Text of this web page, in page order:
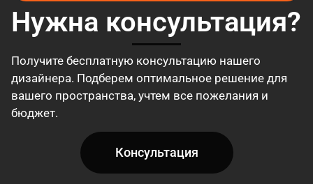
Нужна консультация?
Получите бесплатную консультацию нашего
дизайнера. Подберем оптимальное решение для
вашего пространства, учтем все пожелания и
бюджет.
Консультация